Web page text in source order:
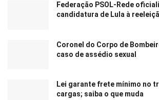
Federação PSOL-Rede
candidatura de Lula à
Coronel do Corpo de
caso de assédio sexual
Lei garante frete mínimo no
cargas; saiba o que muda